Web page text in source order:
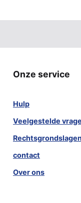
Onze service
Hulp
Veelgestelde
Rechtsgrondslagen
contact
Over ons